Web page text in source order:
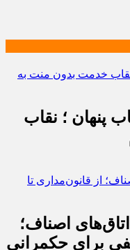
پنهان ؛ نقاب
اصناف؛
برای حکمرانی